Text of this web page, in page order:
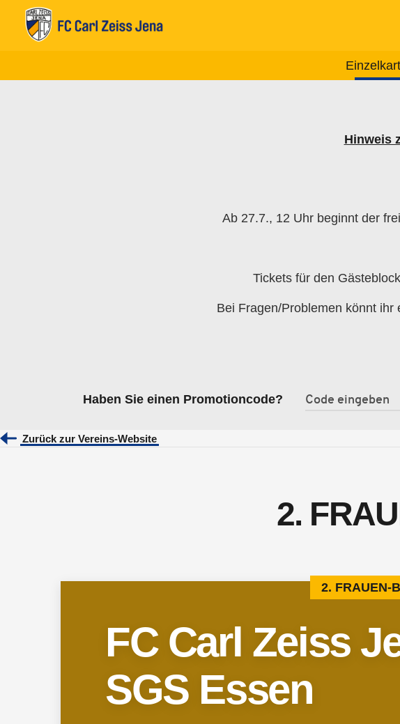
Hinweis
Ab 27.7., 12 Uhr beginnt der
Tickets für den
Bei Fragen/Problemen könnt ihr
Haben Sie einen Promotioncode?
Zurück zur Vereins-Website
2.
2. FRAUEN-
FC Carl Zeiss
SGS Essen